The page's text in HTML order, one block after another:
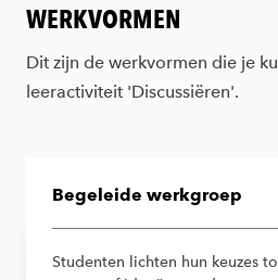
WERKVORMEN
Dit zijn de werkvormen die je
leeractiviteit 'Discussiëren'.
Begeleide werkgroep
Studenten lichten hun keuzes